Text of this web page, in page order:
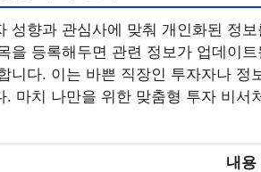
성향과 관심사에 맞춰 개인화된 정
을 등록해두면 관련 정보가 업데이
니다. 이는 바쁜 직장인 투자자나 정
. 마치 나만을 위한 맞춤형 투자 비서
내용